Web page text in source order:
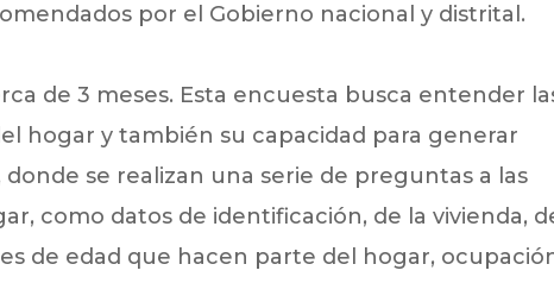
por el Gobierno nacional y distrital.
de 3 meses. Esta encuesta busca entender
hogar y también su capacidad para generar
donde se realizan una serie de preguntas a las
como datos de identificación, de la vivienda,
de edad que hacen parte del hogar,